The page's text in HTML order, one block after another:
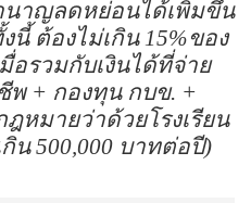
นาญลดหย่อนได้เพิ่มขึ้น
นี้ ต้องไม่เกิน 15%ของ
อรวมกับเงินได้ที่จ่าย
พ + กองทุน กบข. +
หมายว่าด้วยโรงเรียน
น 500,000 บาทต่อปี)